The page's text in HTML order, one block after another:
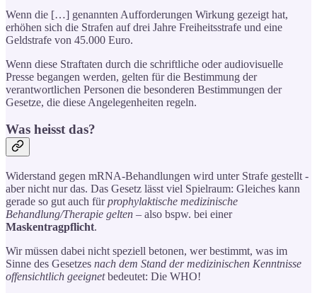
Wenn die […] genannten Aufforderungen Wirkung gezeigt hat,
erhöhen sich die Strafen auf drei Jahre Freiheitsstrafe und eine
Geldstrafe von 45.000 Euro.
Wenn diese Straftaten durch die schriftliche oder audiovisuelle
Presse begangen werden, gelten für die Bestimmung der
verantwortlichen Personen die besonderen Bestimmungen der
Gesetze, die diese Angelegenheiten regeln.
Was heisst das?
Widerstand gegen mRNA-Behandlungen wird unter Strafe gestellt -
aber nicht nur das. Das Gesetz lässt viel Spielraum: Gleiches kann
gerade so gut auch fürprophylaktische medizinische
Behandlung/Therapie gelten – also bspw. bei einer
Maskentragpflicht.
Wir müssen dabei nicht speziell betonen, wer bestimmt, was im
Sinne des Gesetzes nach dem Stand der medizinischen Kenntnisse
offensichtlich geeignetbedeutet: Die WHO!